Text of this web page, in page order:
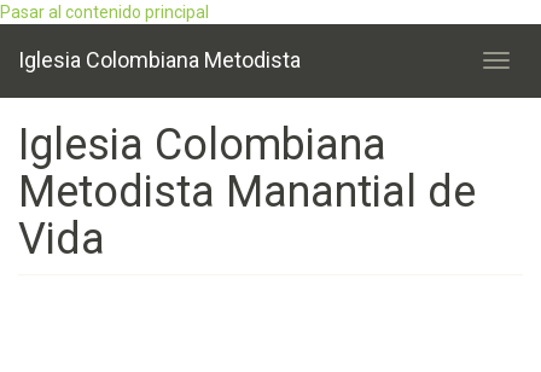
Pasar al contenido principal
Iglesia Colombiana Metodista
Iglesia Colombiana
Metodista Manantial de
Vida